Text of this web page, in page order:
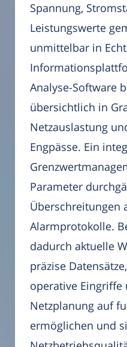
Spannung,
Leistungswerte
unmittelbar in
Analyse-Software
übersichtlich in
Netzauslastung
Engpässe. Ein
Parameter
Überschreitungen
Alarmprotokolle.
dadurch aktuelle
präzise
operative Eingriffe
Netzplanung auf
ermöglichen und